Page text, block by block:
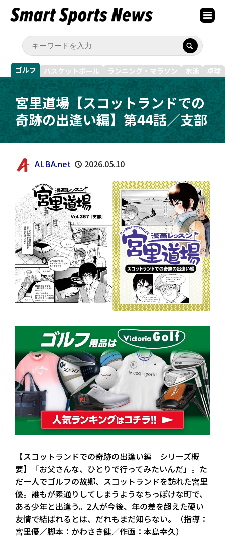
ゴルフ バスケットボール ランニング・マラソン 水泳 卓球
宮里道場【スコットランドでの
奇跡の出逢い編】第44話／支部
ALBA.net 2026.05.10
【スコットランドでの奇跡の出逢い編｜シリーズ概
要】「お父さんな、ひとりで行ってみたいんだ」。た
だ一人でゴルフの故郷、スコットランドを訪れた宮里
優。誰もが素通りしてしまうようなちっぽけな町で、
ある少年と出逢う。2人が今後、年の差を超えた硬い
友情で結ばれるとは、だれもまだ知らない。（指導：
宮里優／脚本：かわさき健／作画：本島幸久）